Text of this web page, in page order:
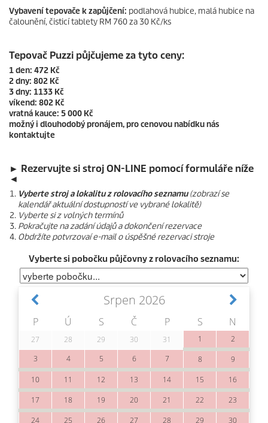
Vybavení tepovače k zapůjčení: podlahová hubice, malá hubice na
čalounění, čisticí tablety RM 760 za 30 Kč/ks
Tepovač Puzzi půjčujeme za tyto ceny:
1 den: 472 Kč
2 dny: 802 Kč
3 dny: 1133 Kč
víkend: 802 Kč
vratná kauce: 5 000 Kč
možný i dlouhodobý pronájem, pro cenovou nabídku nás
kontaktujte
► Rezervujte si stroj ON-LINE pomocí formuláře níže
◄
Vyberte stroj a lokalitu z rolovacího seznamu(zobrazí se
kalendář aktuální dostupností ve vybrané lokalitě)
Vyberte si z volných termínů
Pokračujte na zadání údajů a dokončení rezervace
Obdržíte potvrzovaí e-mail o úspěšné rezervaci stroje
Vyberte si pobočku půjčovny z rolovacího seznamu: